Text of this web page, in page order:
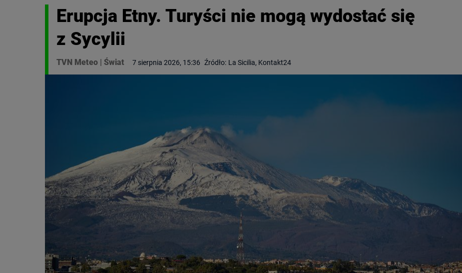
Erupcja Etny. Turyści nie mogą wydostać się
z Sycylii
TVN Meteo Świat 7 sierpnia 2026, 15:36 Źródło: La Sicilia, Kontakt24